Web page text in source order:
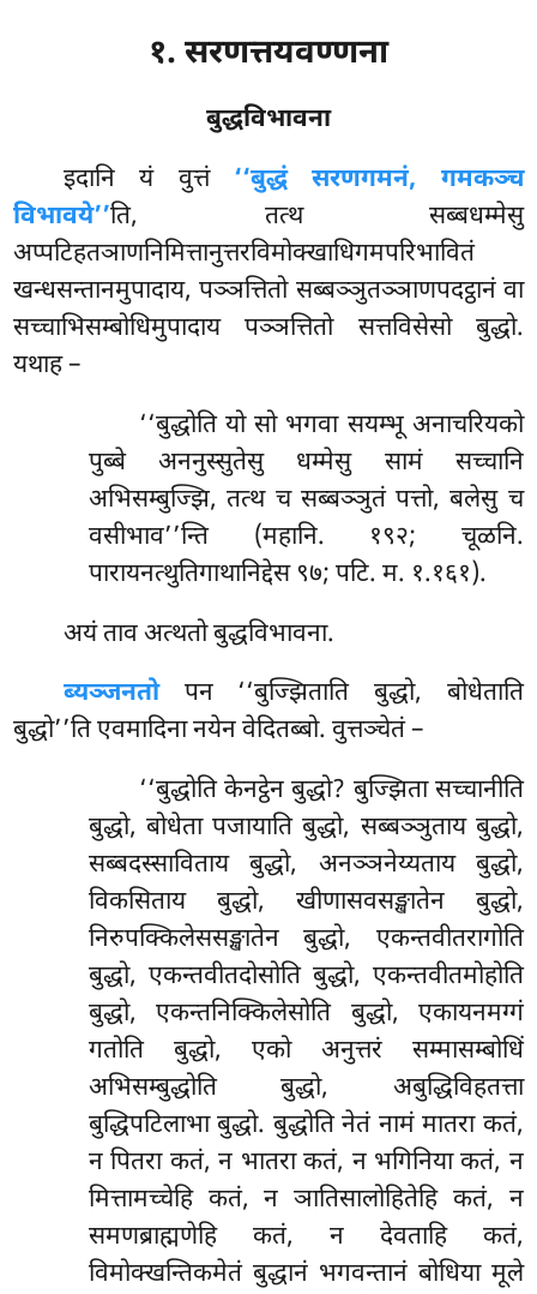
१. सरणत्तयवण्णना
बुद्धविभावना
इदानियं वुत्तं ‘‘बुद्धं सरणगमनं, गमकञ्च
विभावये’’ति, तत्थ सब्बधम्मेसु
अप्पटिहतञाणनिमित्तानुत्तरविमोक्खाधिगमपरिभावितं
खन्धसन्तानमुपादाय, पञ्ञत्तितो सब्बञ्ञुतञ्ञाणपदट्ठानं वा
सच्चाभिसम्बोधिमुपादाय पञ्ञत्तितो सत्तविसेसो बुद्धो.
यथाह –
‘‘बुद्धोति यो सो भगवा सयम्भू अनाचरियको
पुब्बे अननुस्सुतेसु धम्मेसु सामं सच्चानि
अभिसम्बुज्झि, तत्थ च सब्बञ्ञुतं पत्तो, बलेसु च
वसीभाव’’न्ति (महानि. १९२; चूळनि.
पारायनत्थुतिगाथानिद्देस ९७; पटि. म. १.१६१).
अयं ताव अत्थतो बुद्धविभावना.
ब्यञ्जनतोपन ‘‘बुज्झिताति बुद्धो, बोधेताति
बुद्धो’’ति एवमादिना नयेन वेदितब्बो. वुत्तञ्चेतं –
‘‘बुद्धोति केनट्ठेन बुद्धो? बुज्झिता सच्चानीति
बुद्धो, बोधेता पजायाति बुद्धो, सब्बञ्ञुताय बुद्धो,
सब्बदस्साविताय बुद्धो, अनञ्ञनेय्यताय बुद्धो,
विकसिताय बुद्धो, खीणासवसङ्खातेन बुद्धो,
निरुपक्किलेससङ्खातेन बुद्धो, एकन्तवीतरागोति
बुद्धो, एकन्तवीतदोसोति बुद्धो, एकन्तवीतमोहोति
बुद्धो, एकन्तनिक्किलेसोति बुद्धो, एकायनमग्गं
गतोति बुद्धो, एको अनुत्तरं सम्मासम्बोधिं
अभिसम्बुद्धोति बुद्धो, अबुद्धिविहतत्ता
बुद्धिपटिलाभा बुद्धो. बुद्धोति नेतं नामं मातरा कतं,
न पितरा कतं, न भातरा कतं, न भगिनिया कतं, न
मित्तामच्चेहि कतं, न ञातिसालोहितेहि कतं, न
समणब्राह्मणेहि कतं, न देवताहि कतं,
विमोक्खन्तिकमेतं बुद्धानं भगवन्तानं बोधिया मूले